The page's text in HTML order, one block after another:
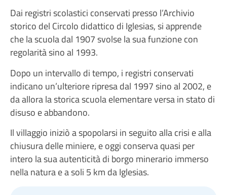
Dai registri scolastici conservati presso l’Archivio
storico del Circolo didattico di Iglesias, si apprende
che la scuola dal 1907 svolse la sua funzione con
regolarità sino al 1993.
Dopo un intervallo di tempo, i registri conservati
indicano un’ulteriore ripresa dal 1997 sino al 2002, e
da allora la storica scuola elementare versa in stato di
disuso e abbandono.
Il villaggio iniziò a spopolarsi in seguito alla crisi e alla
chiusura delle miniere, e oggi conserva quasi per
intero la sua autenticità di borgo minerario immerso
nella natura e a soli 5 km da Iglesias.